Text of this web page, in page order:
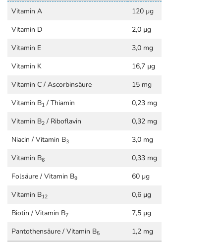
Vitamin A
120 µg
Vitamin D
2,0 µg
Vitamin E
3,0 mg
Vitamin K
16,7 µg
Vitamin C / Ascorbinsäure
15 mg
Vitamin B1 / Thiamin
0,23 mg
Vitamin B2 / Riboflavin
0,32 mg
Niacin / Vitamin B3
3,0 mg
Vitamin B6
0,33 mg
Folsäure / Vitamin B9
60 µg
Vitamin B12
0,6 µg
Biotin / Vitamin B7
7,5 µg
Pantothensäure / Vitamin B5 1,2 mg